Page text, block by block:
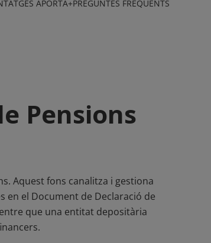
APORTA+PREGUNTES FREQÜENTS
Pensions
Aquest fons canalitza i gestiona
en el Document de Declaració de
que una entitat depositària